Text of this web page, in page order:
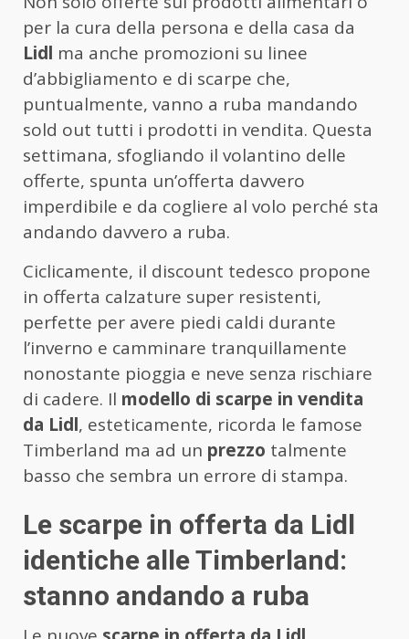
per la cura della persona e della casa da
Lidl ma anche promozioni su linee
d’abbigliamento e di scarpe che,
puntualmente, vanno a ruba mandando
sold out tutti i prodotti in vendita. Questa
settimana, sfogliando il volantino delle
offerte, spunta un’offerta davvero
imperdibile e da cogliere al volo perché sta
andando davvero a ruba.
Ciclicamente, il discount tedesco propone
in offerta calzature super resistenti,
perfette per avere piedi caldi durante
l’inverno e camminare tranquillamente
nonostante pioggia e neve senza rischiare
di cadere. Il modello di scarpe in vendita
da Lidl, esteticamente, ricorda le famose
Timberland ma ad un prezzo talmente
basso che sembra un errore di stampa.
Le scarpe in offerta da Lidl
identiche alle Timberland:
stanno andando a ruba